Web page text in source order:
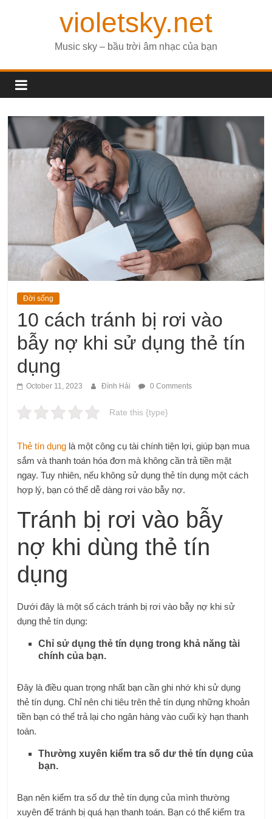
violetsky.net
Music sky – bầu trời âm nhạc của bạn
Đời sống
10 cách tránh bị rơi vào
bẫy nợ khi sử dụng thẻ tín
dụng
October 11, 2023 Đình Hải 0 Comments
Rate this {type}
Thẻ tín dụng là một công cụ tài chính tiện lợi, giúp bạn mua
sắm và thanh toán hóa đơn mà không cần trả tiền mặt
ngay. Tuy nhiên, nếu không sử dụng thẻ tín dụng một cách
hợp lý, bạn có thể dễ dàng rơi vào bẫy nợ.
Tránh bị rơi vào bẫy
nợ khi dùng thẻ tín
dụng
Dưới đây là một số cách tránh bị rơi vào bẫy nợ khi sử
dụng thẻ tín dụng:
Chỉ sử dụng thẻ tín dụng trong khả năng tài
chính của bạn.
Đây là điều quan trọng nhất bạn cần ghi nhớ khi sử dụng
thẻ tín dụng. Chỉ nên chi tiêu trên thẻ tín dụng những khoản
tiền bạn có thể trả lại cho ngân hàng vào cuối kỳ hạn thanh
toán.
Thường xuyên kiểm tra số dư thẻ tín dụng của
bạn.
Bạn nên kiểm tra số dư thẻ tín dụng của mình thường
xuyên để tránh bị quá hạn thanh toán. Bạn có thể kiểm tra